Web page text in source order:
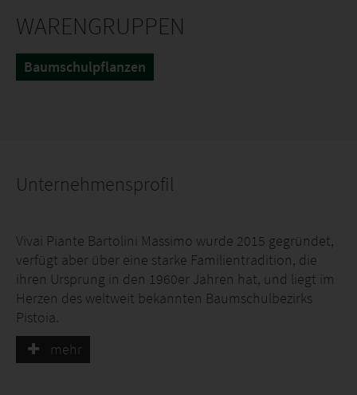
WARENGRUPPEN
Baumschulpflanzen
Unternehmensprofil
Vivai Piante Bartolini Massimo wurde 2015 gegründet,
verfügt aber über eine starke Familientradition, die
ihren Ursprung in den 1960er Jahren hat, und liegt im
Herzen des weltweit bekannten Baumschulbezirks
Pistoia.
Die klimatischen Bedingungen, die geografischen
mehr